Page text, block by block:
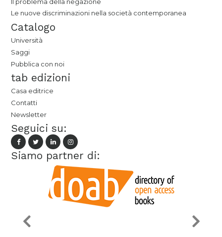
Le nuove discriminazioni nella società contemporanea
Catalogo
Università
Saggi
Pubblica con noi
tab edizioni
Casa editrice
Contatti
Newsletter
Seguici su:
Siamo partner di: